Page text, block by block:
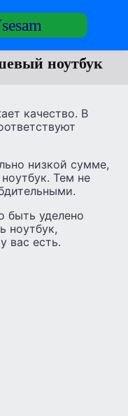
ноутбук
качество. В
низкой сумме,
Тем не
быть уделено
ноутбук,
вас есть.